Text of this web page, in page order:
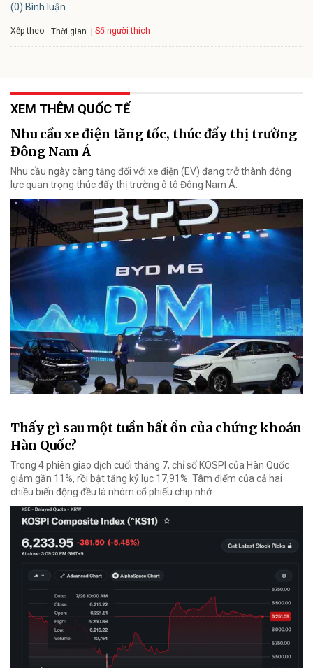
(0) Bình luận
Xếp theo: Thời gian Số người thích
XEM THÊM QUỐC TẾ
Nhu cầu xe điện tăng tốc, thúc đẩy thị trường
Đông Nam Á
Nhu cầu ngày càng tăng đối với xe điện (EV) đang trở thành động
lực quan trọng thúc đẩy thị trường ô tô Đông Nam Á.
Thấy gì sau một tuần bất ổn của chứng khoán
Hàn Quốc?
Trong 4 phiên giao dịch cuối tháng 7, chỉ số KOSPI của Hàn Quốc
giảm gần 11%, rồi bật tăng kỷ lục 17,91%. Tâm điểm của cả hai
chiều biến động đều là nhóm cổ phiếu chip nhớ.